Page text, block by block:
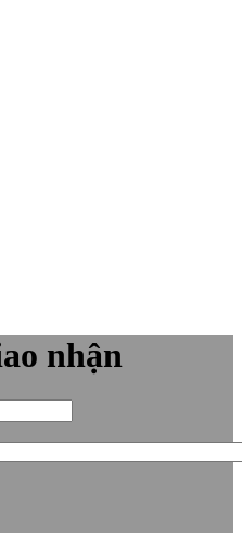
nhận